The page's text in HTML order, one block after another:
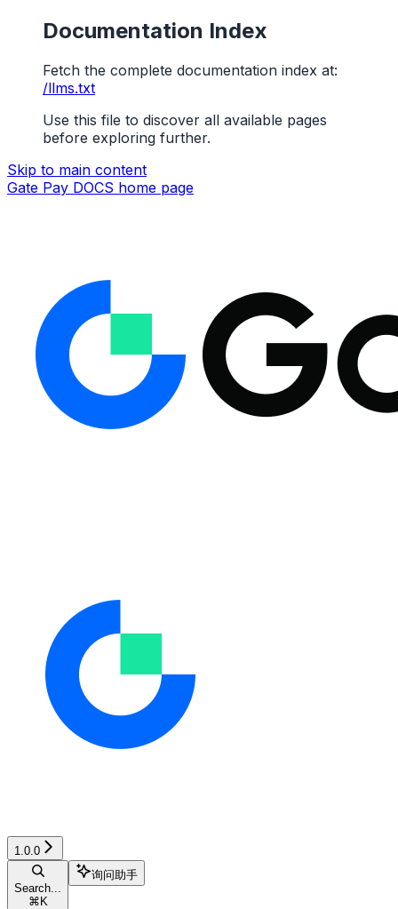
Documentation Index
Fetch the complete documentation index at:
/llms.txt
Use this file to discover all available pages
before exploring further.
Skip to main content
Gate Pay DOCS home page
1.0.0
Search...
⌘ K
询问助手